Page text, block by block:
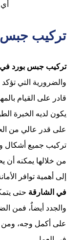
تركيب
تركيب جبس بورد في
والضرورية التي
قادر على القيام
يكون لديه الخبرة
على قدر عالي من
تركيب جميع أشكال
من خلالها يمكنه أن
إلى أهمية توافر
في الشارقة حتى
والجدد أيضاٌ، فمن
على أكمل وجه، ومن